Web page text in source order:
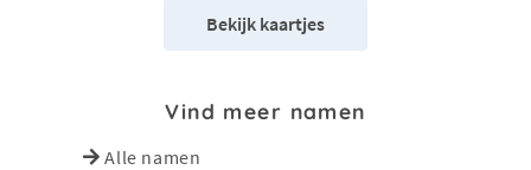
Bekijk kaartjes
Vind meer namen
Alle namen